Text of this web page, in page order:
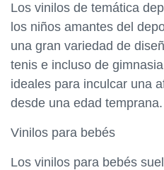
Los vinilos de temática
los niños amantes del
una gran variedad de
tenis e incluso de
ideales para inculcar una
desde una edad temprana.
Vinilos para bebés
Los vinilos para bebés